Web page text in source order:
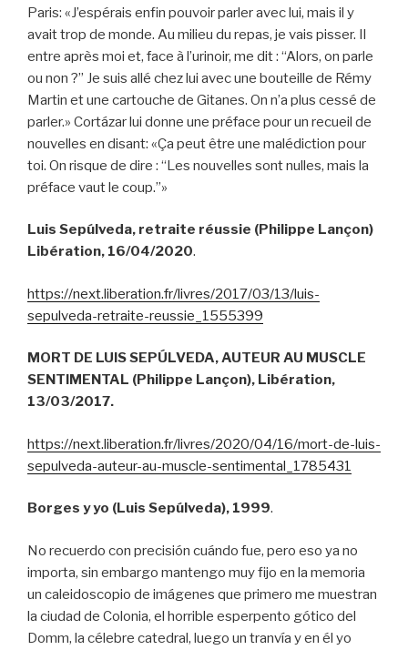
Paris: «J’espérais enfin pouvoir parler avec lui, mais il y
avait trop de monde. Au milieu du repas, je vais pisser. Il
entre après moi et, face à l’urinoir, me dit : “Alors, on parle
ou non ?” Je suis allé chez lui avec une bouteille de Rémy
Martin et une cartouche de Gitanes. On n’a plus cessé de
parler.» Cortázar lui donne une préface pour un recueil de
nouvelles en disant: «Ça peut être une malédiction pour
toi. On risque de dire : “Les nouvelles sont nulles, mais la
préface vaut le coup.”»
Luis Sepúlveda, retraite réussie (Philippe Lançon)
Libération, 16/04/2020.
https://next.liberation.fr/livres/2017/03/13/luis-
sepulveda-retraite-reussie_1555399
MORT DE LUIS SEPÚLVEDA, AUTEUR AU MUSCLE
SENTIMENTAL (Philippe Lançon), Libération,
13/03/2017.
https://next.liberation.fr/livres/2020/04/16/mort-de-luis-
sepulveda-auteur-au-muscle-sentimental_1785431
Borges y yo (Luis Sepúlveda), 1999.
No recuerdo con precisión cuándo fue, pero eso ya no
importa, sin embargo mantengo muy fijo en la memoria
un caleidoscopio de imágenes que primero me muestran
la ciudad de Colonia, el horrible esperpento gótico del
Domm, la célebre catedral, luego un tranvía y en él yo